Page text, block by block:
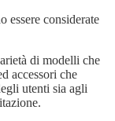
essere considerate
di modelli che
accessori che
utenti sia agli